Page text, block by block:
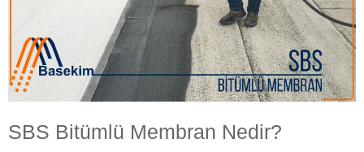
SBS Bitümlü Membran Nedir?